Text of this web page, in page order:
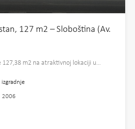
127 m2 – Sloboština (Av.
127,38 m2 na atraktivnoj lokaciji u…
izgradnje
2006